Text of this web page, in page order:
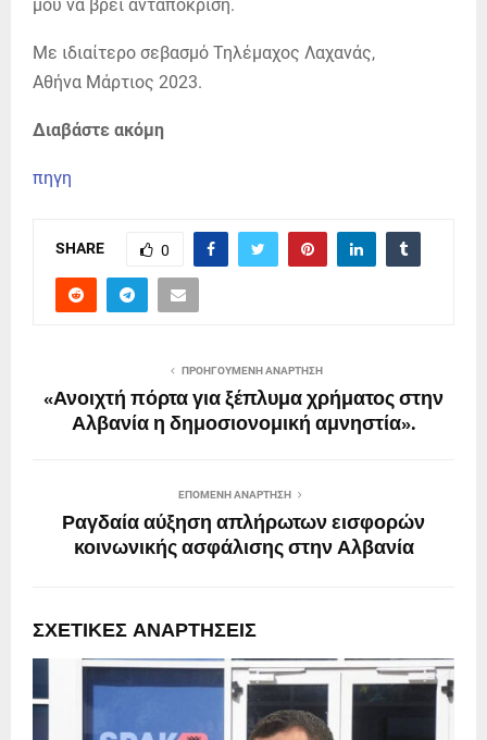
μου να βρει ανταπόκριση.
Με ιδιαίτερο σεβασμό Τηλέμαχος Λαχανάς,
Αθήνα Μάρτιος 2023.
Διαβάστε ακόμη
πηγη
SHARE 0
ΠΡΟΗΓΟΎΜΕΝΗ ΑΝΆΡΤΗΣΗ
«Ανοιχτή πόρτα για ξέπλυμα χρήματος στην
Αλβανία η δημοσιονομική αμνηστία».
ΕΠΌΜΕΝΗ ΑΝΆΡΤΗΣΗ
Ραγδαία αύξηση απλήρωτων εισφορών
κοινωνικής ασφάλισης στην Αλβανία
ΣΧΕΤΙΚΈΣ ΑΝΑΡΤΉΣΕΙΣ